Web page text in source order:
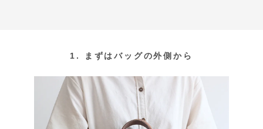
1. まずはバッグの外側から